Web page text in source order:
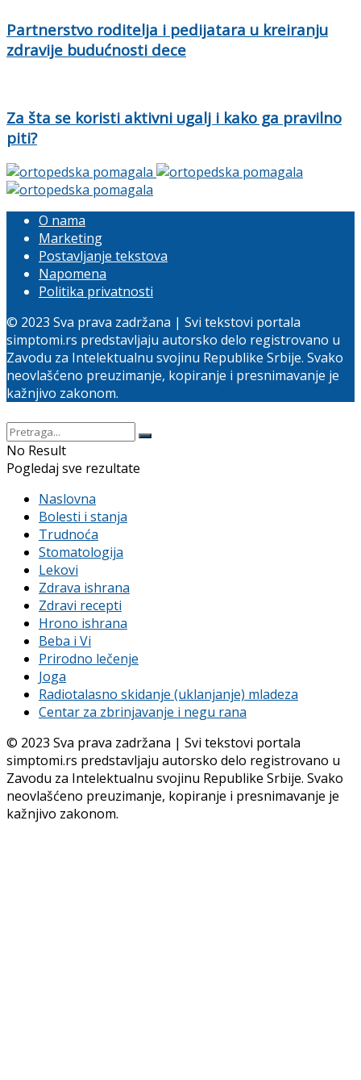
Partnerstvo roditelja i pedijatara u kreiranju
zdravije budućnosti dece
Za šta se koristi aktivni ugalj i kako ga pravilno
piti?
O nama
Marketing
Postavljanje tekstova
Napomena
Politika privatnosti
© 2023 Sva prava zadržana | Svi tekstovi portala
simptomi.rs predstavljaju autorsko delo registrovano u
Zavodu za Intelektualnu svojinu Republike Srbije. Svako
neovlašćeno preuzimanje, kopiranje i presnimavanje je
kažnjivo zakonom.
No Result
Pogledaj sve rezultate
Naslovna
Bolesti i stanja
Trudnoća
Stomatologija
Lekovi
Zdrava ishrana
Zdravi recepti
Hrono ishrana
Beba i Vi
Prirodno lečenje
Joga
Radiotalasno skidanje (uklanjanje) mladeza
Centar za zbrinjavanje i negu rana
© 2023 Sva prava zadržana | Svi tekstovi portala
simptomi.rs predstavljaju autorsko delo registrovano u
Zavodu za Intelektualnu svojinu Republike Srbije. Svako
neovlašćeno preuzimanje, kopiranje i presnimavanje je
kažnjivo zakonom.